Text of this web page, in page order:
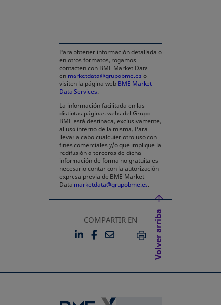
Para obtener información detallada o
en otros formatos, rogamos
contacten con BME Market Data
en marketdata@grupobme.es o
visiten la página web BME Market
Data Services.
La información facilitada en las
distintas páginas webs del Grupo
BME está destinada, exclusivamente,
al uso interno de la misma. Para
llevar a cabo cualquier otro uso con
fines comerciales y/o que implique la
redifusión a terceros de dicha
información de forma no gratuita es
necesario contar con la autorización
expresa previa de BME Market
Data marketdata@grupobme.es.
COMPARTIR EN
LINKEDIN
SE ABRE EN UNA PESTAÑA
FACEBOOK
SE ABRE EN UNA
EMAILIMPRIMIR
Volver arriba